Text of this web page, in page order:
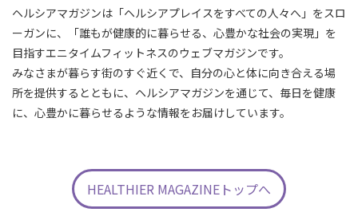
ヘルシアマガジンは「ヘルシアプレイスをすべての人々へ」をスロ
ーガンに、「誰もが健康的に暮らせる、心豊かな社会の実現」を
目指すエニタイムフィットネスのウェブマガジンです。
みなさまが暮らす街のすぐ近くで、自分の心と体に向き合える場
所を提供するとともに、ヘルシアマガジンを通じて、毎日を健康
に、心豊かに暮らせるような情報をお届けしています。
HEALTHIER MAGAZINEトップへ